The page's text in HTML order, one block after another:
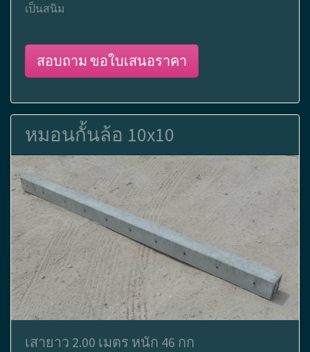
เป็นสนิม
สอบถาม ขอใบเสนอราคา
หมอนกั้นล้อ 10x10
เสายาว 2.00 เมตร หนัก 46 กก